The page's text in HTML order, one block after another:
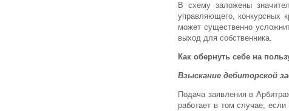
В схему заложены
управляющего, конкурсных
может существенно
выход для собственника.
Как обернуть себе на
Взыскание дебиторской
Подача заявления в
работает в том случае,